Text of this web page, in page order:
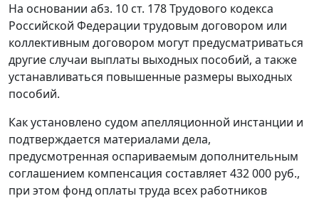
На основании абз. 10 ст. 178 Трудового кодекса
Российской Федерации трудовым договором или
коллективным договором могут предусматриваться
другие случаи выплаты выходных пособий, а также
устанавливаться повышенные размеры выходных
пособий.
Как установлено судом апелляционной инстанции и
подтверждается материалами дела,
предусмотренная оспариваемым дополнительным
соглашением компенсация составляет 432 000 руб.,
при этом фонд оплаты труда всех работников